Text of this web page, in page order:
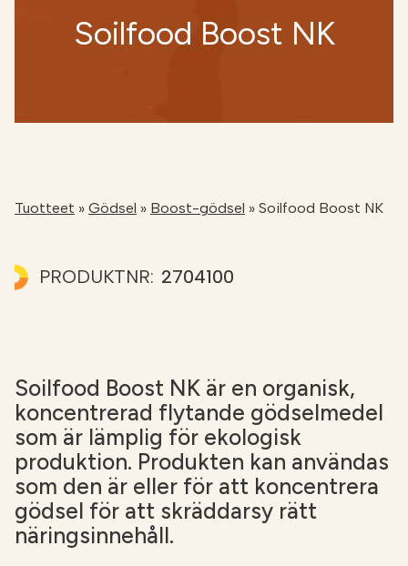
NÄTBUTIKEN
Soilfood Boost NK
Tuotteet » Gödsel » Boost-gödsel » Soilfood Boost NK
PRODUKTNR: 2704100
Soilfood Boost NK är en organisk,
koncentrerad flytande gödselmedel
som är lämplig för ekologisk
produktion. Produkten kan användas
som den är eller för att koncentrera
gödsel för att skräddarsy rätt
näringsinnehåll.